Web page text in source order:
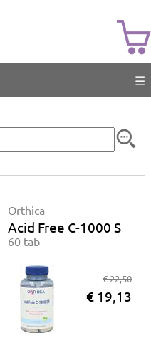
☰
Orthica
Acid Free C-1000 SR
60 tab
€ 22,50
€ 19,13